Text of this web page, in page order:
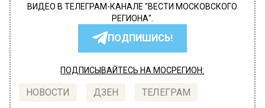
ВИДЕО В ТЕЛЕГРАМ-КАНАЛЕ "ВЕСТИ МОСКОВСКОГО
РЕГИОНА".
ПОДПИШИСЬ!
ПОДПИСЫВАЙТЕСЬ НА МОСРЕГИОН:
НОВОСТИ ДЗЕН ТЕЛЕГРАМ